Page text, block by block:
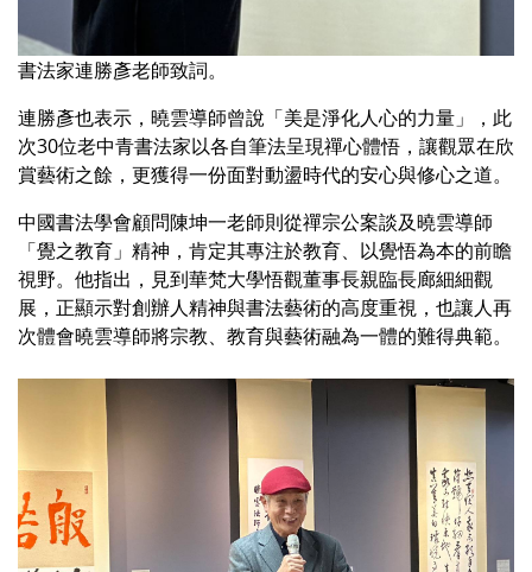
書法家連勝彥老師致詞。
連勝彥也表示，曉雲導師曾說「美是淨化人心的力量」，此
次30位老中青書法家以各自筆法呈現禪心體悟，讓觀眾在欣
賞藝術之餘，更獲得一份面對動盪時代的安心與修心之道。
中國書法學會顧問陳坤一老師則從禪宗公案談及曉雲導師
「覺之教育」精神，肯定其專注於教育、以覺悟為本的前瞻
視野。他指出，見到華梵大學悟觀董事長親臨長廊細細觀
展，正顯示對創辦人精神與書法藝術的高度重視，也讓人再
次體會曉雲導師將宗教、教育與藝術融為一體的難得典範。